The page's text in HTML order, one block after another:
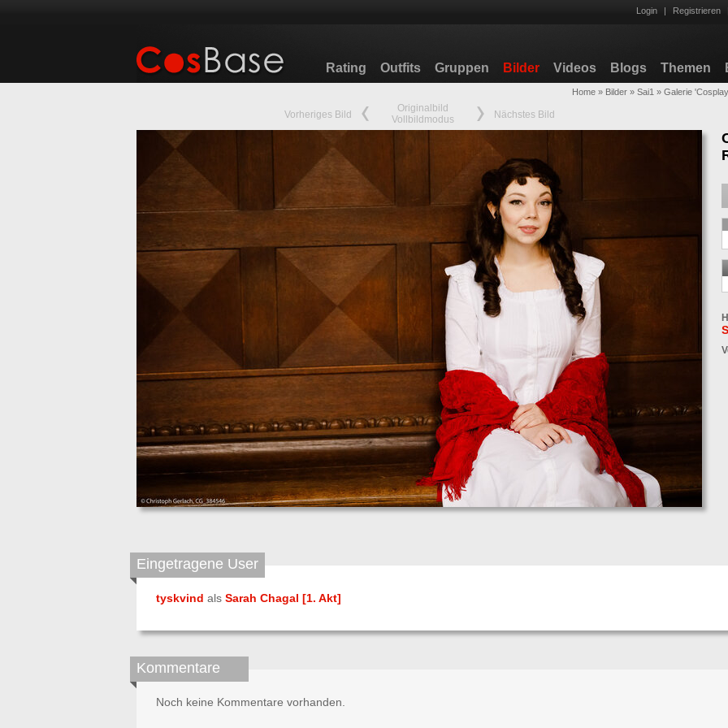
Login | Registrieren
Rating Outfits Gruppen Bilder Videos Blogs Themen
Home » Bilder » Sai1 » Galerie
Vorheriges Bild
Originalbild
Vollbildmodus
Nächstes Bild
Eingetragene User
tyskvind als Sarah Chagal [1. Akt]
Kommentare
Noch keine Kommentare vorhanden.